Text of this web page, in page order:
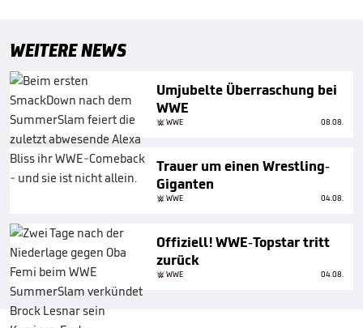
WEITERE NEWS
Umjubelte Überraschung bei
WWE
WWE 08.08.
Trauer um einen Wrestling-
Giganten
WWE 04.08.
Offiziell! WWE-Topstar tritt
zurück
WWE 04.08.